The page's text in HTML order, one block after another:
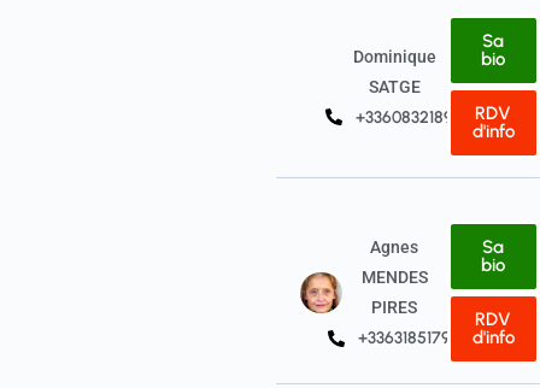
Dominique
SATGE
+33608321898
Sa
bio
RDV
d'info
Agnes
MENDES
PIRES
+33631851792
Sa
bio
RDV
d'info